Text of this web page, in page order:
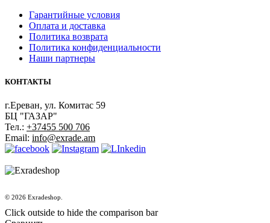
Гарантийные условия
Оплата и доставка
Политика возврата
Политика конфиденциальности
Наши партнеры
КОНТАКТЫ
г.Ереван, ул. Комитас 59
БЦ "ГАЗАР"
Тел.: +37455 500 706
Email: info@exrade.am
© 2026 Exradeshop.
Click outside to hide the comparison bar